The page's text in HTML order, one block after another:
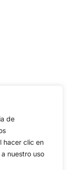
de
hacer clic en
nuestro uso